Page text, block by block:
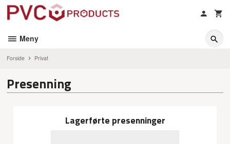
Gå
Meny
Forside Privat
Presenning
Lagerførte presenninger